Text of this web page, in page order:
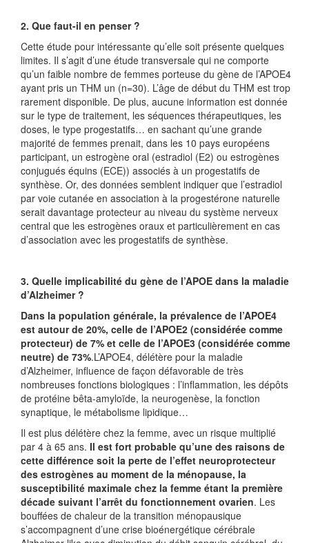
2. Que faut-il en penser ?
Cette étude pour intéressante qu’elle soit présente quelques
limites. Il s’agit d’une étude transversale qui ne comporte
qu’un faible nombre de femmes porteuse du gène de l’APOE4
ayant pris un THM un (n=30). L’âge de début du THM est trop
rarement disponible. De plus, aucune information est donnée
sur le type de traitement, les séquences thérapeutiques, les
doses, le type progestatifs… en sachant qu’une grande
majorité de femmes prenait, dans les 10 pays européens
participant, un estrogène oral (estradiol (E2) ou estrogènes
conjugués équins (ECE)) associés à un progestatifs de
synthèse. Or, des données semblent indiquer que l’estradiol
par voie cutanée en association à la progestérone naturelle
serait davantage protecteur au niveau du système nerveux
central que les estrogènes oraux et particulièrement en cas
d’association avec les progestatifs de synthèse.
3. Quelle implicabilité du gène de l’APOE dans la maladie
d’Alzheimer ?
Dans la population générale, la prévalence de l’APOE4
est autour de 20%, celle de l’APOE2 (considérée comme
protecteur) de 7% et celle de l’APOE3 (considérée comme
neutre) de 73%.L’APOE4, délétère pour la maladie
d’Alzheimer, influence de façon défavorable de très
nombreuses fonctions biologiques : l’inflammation, les dépôts
de protéine bêta-amyloïde, la neurogenèse, la fonction
synaptique, le métabolisme lipidique…
Il est plus délétère chez la femme, avec un risque multiplié
par 4 à 65 ans. Il est fort probable qu’une des raisons de
cette différence soit la perte de l’effet neuroprotecteur
des estrogènes au moment de la ménopause, la
susceptibilité maximale chez la femme étant la première
décade suivant l’arrêt du fonctionnement ovarien. Les
bouffées de chaleur de la transition ménopausique
s’accompagnent d’une crise bioénergétique cérébrale